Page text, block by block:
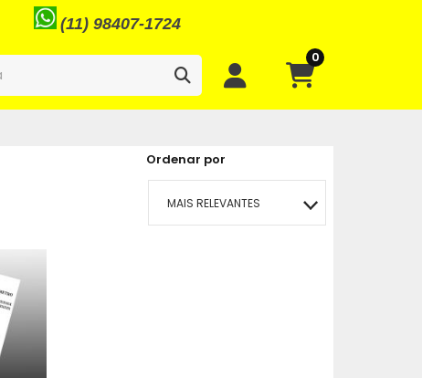
(11) 98407-1724
0
Ordenar por
MAIS RELEVANTES